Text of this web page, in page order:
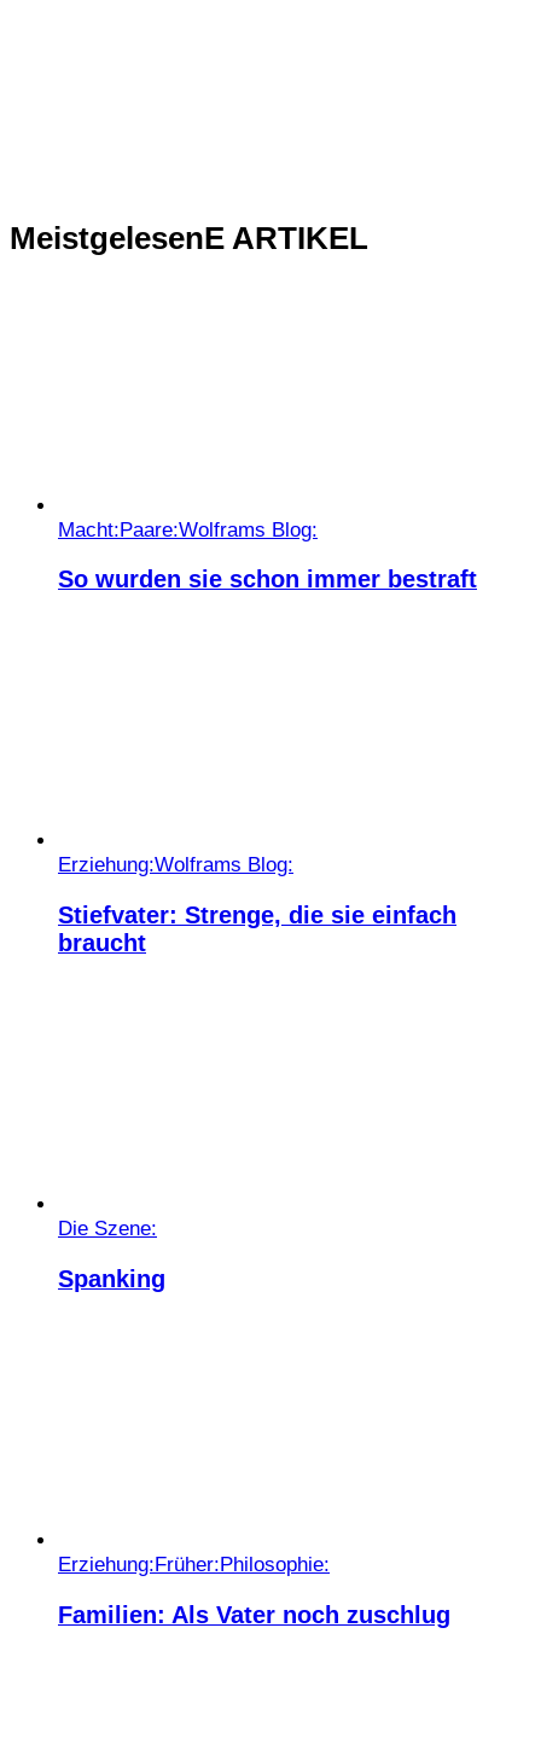
MeistgelesenE ARTIKEL
Macht:Paare:Wolframs Blog:
So wurden sie schon immer bestraft
Erziehung:Wolframs Blog:
Stiefvater: Strenge, die sie einfach
braucht
Die Szene:
Spanking
Erziehung:Früher:Philosophie:
Familien: Als Vater noch zuschlug